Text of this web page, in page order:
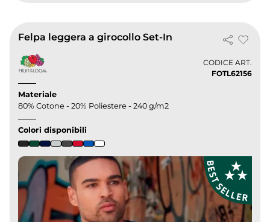
Felpa leggera a girocollo Set-In
CODICE ART.
FOTL62156
Materiale
80% Cotone - 20% Poliestere - 240 g/m2
Colori disponibili